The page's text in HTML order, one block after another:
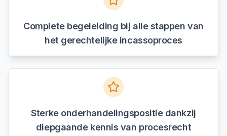
Complete begeleiding bij alle stappen van
het gerechtelijke incassoproces
Sterke onderhandelingspositie dankzij
diepgaande kennis van procesrecht